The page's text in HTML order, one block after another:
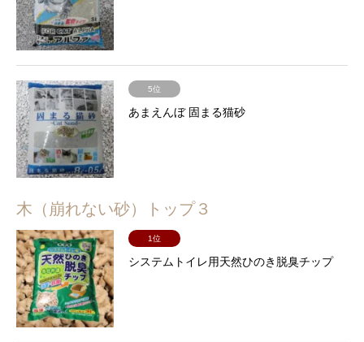
5位
あまえんぼ 固まる猫砂
木（崩れない砂）トップ３
1位
システムトイレ用天然ひのき脱臭チップ